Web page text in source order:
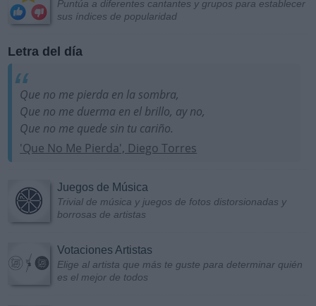
Puntúa a diferentes cantantes y grupos para establecer
sus índices de popularidad
Letra del día
Que no me pierda en la sombra,
Que no me duerma en el brillo, ay no,
Que no me quede sin tu cariño.
'Que No Me Pierda', Diego Torres
Juegos de Música
Trivial de música y juegos de fotos distorsionadas y
borrosas de artistas
Votaciones Artistas
Elige al artista que más te guste para determinar quién
es el mejor de todos